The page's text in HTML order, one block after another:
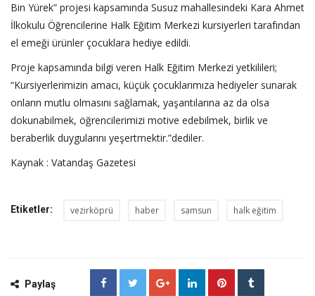
Bin Yürek” projesi kapsamında Susuz mahallesindeki Kara Ahmet
İlkokulu Öğrencilerine Halk Eğitim Merkezi kursiyerleri tarafından
el emeği ürünler çocuklara hediye edildi.
Proje kapsamında bilgi veren Halk Eğitim Merkezi yetkilileri;
“Kursiyerlerimizin amacı, küçük çocuklarımıza hediyeler sunarak
onların mutlu olmasını sağlamak, yaşantılarına az da olsa
dokunabilmek, öğrencilerimizi motive edebilmek, birlik ve
beraberlik duygularını yeşertmektir.”dediler.
Kaynak : Vatandaş Gazetesi
Etiketler: vezirköprü haber samsun halk eğitim
Paylaş